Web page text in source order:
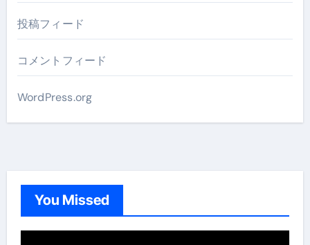
投稿フィード
コメントフィード
WordPress.org
You Missed